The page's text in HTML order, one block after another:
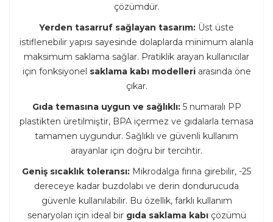
çözümdür.
Yerden tasarruf sağlayan tasarım: Üst üste
istiflenebilir yapısı sayesinde dolaplarda minimum alanla
maksimum saklama sağlar. Pratiklik arayan kullanıcılar
için fonksiyonel saklama kabı modelleriarasında öne
çıkar.
Gıda temasına uygun ve sağlıklı:5 numaralı PP
plastikten üretilmiştir, BPA içermez ve gıdalarla temasa
tamamen uygundur. Sağlıklı ve güvenli kullanım
arayanlar için doğru bir tercihtir.
Geniş sıcaklık toleransı: Mikrodalga fırına girebilir, -25
dereceye kadar buzdolabı ve derin dondurucuda
güvenle kullanılabilir. Bu özellik, farklı kullanım
senaryoları için ideal bir gıda saklama kabıçözümü